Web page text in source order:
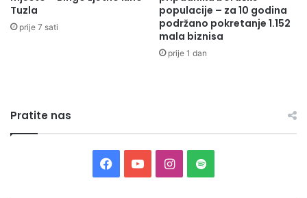
Tuzla
prije 7 sati
populacije – za 10 godina
podržano pokretanje 1.152
mala biznisa
prije 1 dan
Pratite nas
Facebook
YouTubeInstagram
Spotify